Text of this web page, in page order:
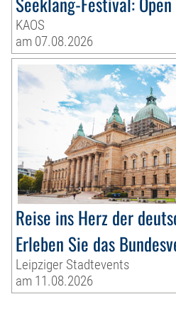
KAOS
am 07.08.2026
Reise ins Herz der
Erleben Sie das
Leipziger Stadtevents
am 11.08.2026